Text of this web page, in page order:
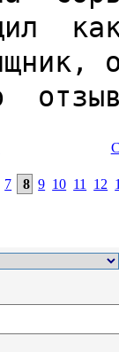
7 8 9 10 11 12